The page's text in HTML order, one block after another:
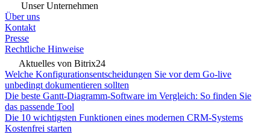
Unser Unternehmen
Über uns
Kontakt
Presse
Rechtliche Hinweise
Aktuelles von Bitrix24
Welche Konfigurationsentscheidungen Sie vor dem Go-live
unbedingt dokumentieren sollten
Die beste Gantt-Diagramm-Software im Vergleich: So finden Sie
das passende Tool
Die 10 wichtigsten Funktionen eines modernen CRM-Systems
Kostenfrei starten